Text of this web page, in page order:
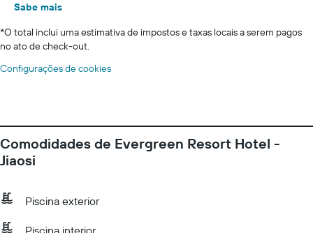
Sabe mais
*O total inclui uma estimativa de impostos e taxas locais a serem pagos
no ato de check-out.
Configurações de cookies
Comodidades de Evergreen Resort Hotel -
Jiaosi
Piscina exterior
Piscina interior